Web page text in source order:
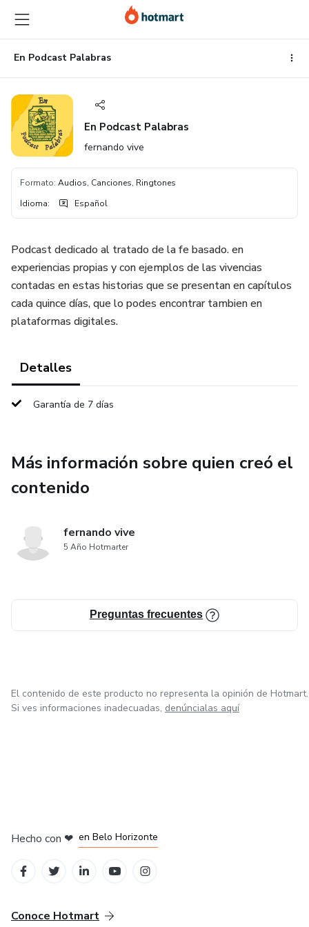
contenido
principal
la
página
de
pie
página
En Podcast Palabras
En Podcast Palabras
fernando vive
Formato: Audios, Canciones, Ringtones
Idioma: Español
Podcast dedicado al tratado de la fe basado. en
experiencias propias y con ejemplos de las vivencias
contadas en estas historias que se presentan en capítulos
cada quince días, que lo podes encontrar tambien en
plataformas digitales.
Detalles
Garantía de 7 días
Más información sobre quien creó el
contenido
fernando vive
5 Año Hotmarter
Preguntas frecuentes
El contenido de este producto no representa la opinión de Hotmart.
Si ves informaciones inadecuadas, denúncialas aquí
Hecho con ❤ en Belo Horizonte
Conoce Hotmart